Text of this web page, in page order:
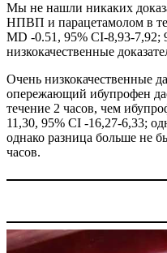
Мы не нашли никаких
НПВП и парацетамолом в
MD ‐0.51, 95% CI‐8,93-7,92;
низкокачественные
Очень низкокачественные
опережающий ибупрофен
течение 2 часов, чем
11,30, 95% CI ‐16,27-6,33;
однако разница больше не
часов.